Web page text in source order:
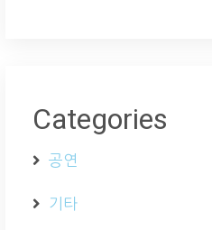
Categories
공연
기타